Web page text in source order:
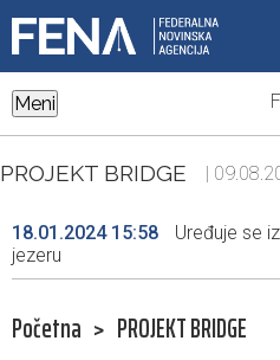
Meni
PROJEKT BRIDGE |
18.01.2024 15:58
Uređuje se
jezeru
Početna > PROJEKT BRIDGE